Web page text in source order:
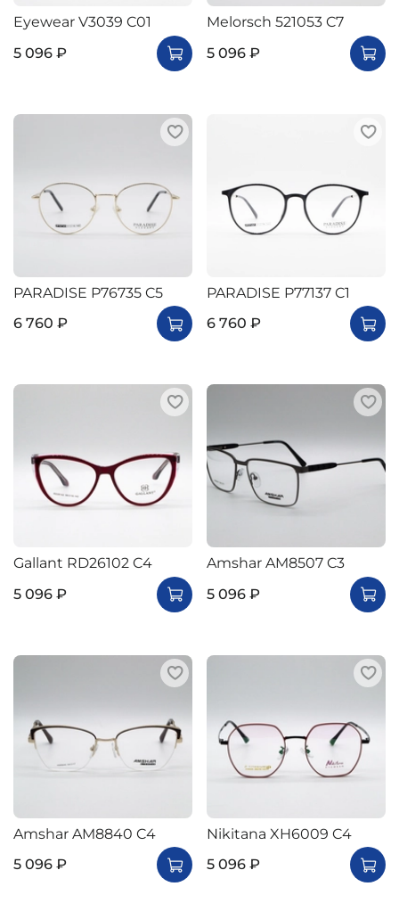
Eyewear V3039 C01
5 096 ₽
Melorsch 521053 C7
5 096 ₽
PARADISE P76735 C5
6 760 ₽
PARADISE P77137 C1
6 760 ₽
Gallant RD26102 C4
5 096 ₽
Amshar AM8507 C3
5 096 ₽
Amshar AM8840 C4
5 096 ₽
Nikitana XH6009 C4
5 096 ₽